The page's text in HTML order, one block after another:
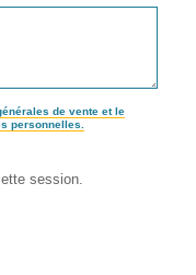
de vente et le
personnelles.
session.